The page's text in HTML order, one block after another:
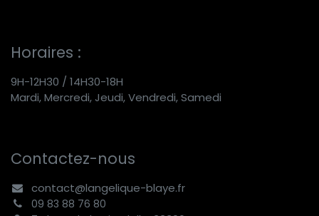
Horaires :
9H-12H30 / 14H30-18H
Mardi, Mercredi, Jeudi, Vendredi, Samedi
Contactez-nous
contact@langelique-blaye.fr
09 83 88 76 80